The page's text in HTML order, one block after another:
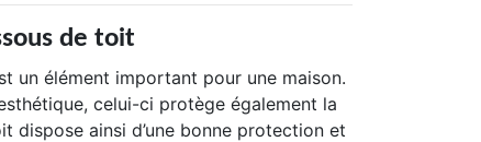
de toit
un élément important pour une maison.
celui-ci protège également la
dispose ainsi d’une bonne protection et